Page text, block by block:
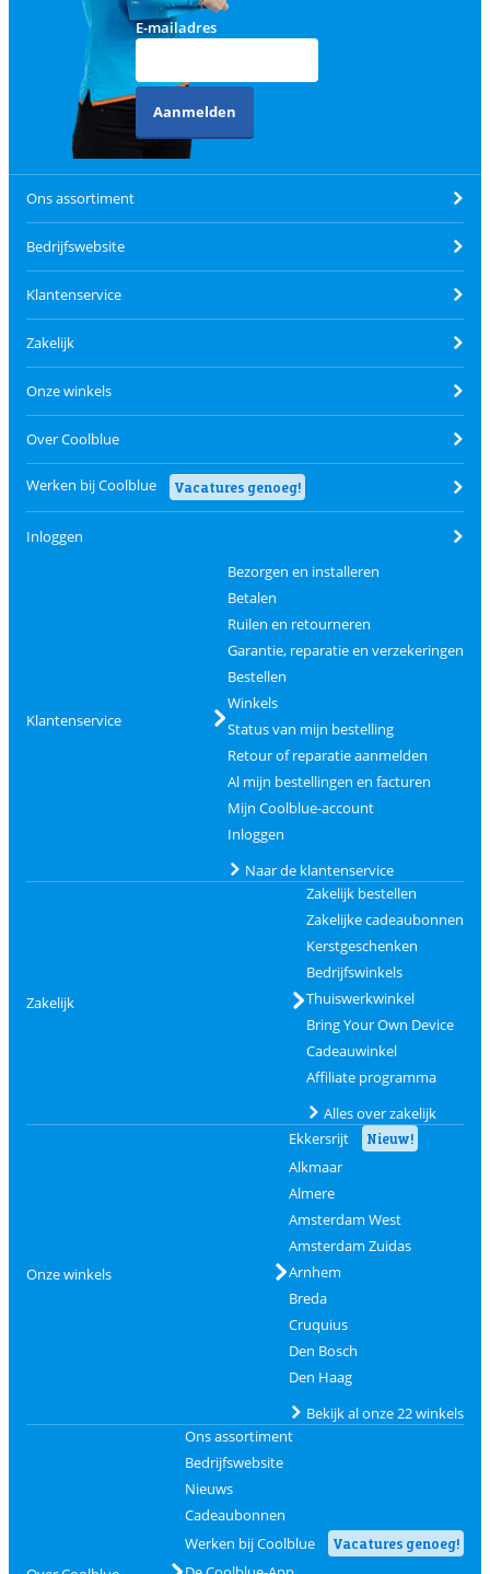
E-mailadres
Aanmelden
Ons assortiment
Bedrijfswebsite
Klantenservice
Zakelijk
Onze winkels
Over Coolblue
Werken bij Coolblue Vacatures genoeg!
Inloggen
Klantenservice
Bezorgen en installeren
Betalen
Ruilen en retourneren
Garantie, reparatie en verzekeringen
Bestellen
Winkels
Status van mijn bestelling
Retour of reparatie aanmelden
Al mijn bestellingen en facturen
Mijn Coolblue-account
Inloggen
Naar de klantenservice
Zakelijk
Zakelijk bestellen
Zakelijke cadeaubonnen
Kerstgeschenken
Bedrijfswinkels
Thuiswerkwinkel
Bring Your Own Device
Cadeauwinkel
Affiliate programma
Alles over zakelijk
Onze winkels
Ekkersrijt Nieuw!
Alkmaar
Almere
Amsterdam West
Amsterdam Zuidas
Arnhem
Breda
Cruquius
Den Bosch
Den Haag
Bekijk al onze 22 winkels
Ons assortiment
Bedrijfswebsite
Nieuws
Cadeaubonnen
Werken bij Coolblue
Vacatures genoeg!